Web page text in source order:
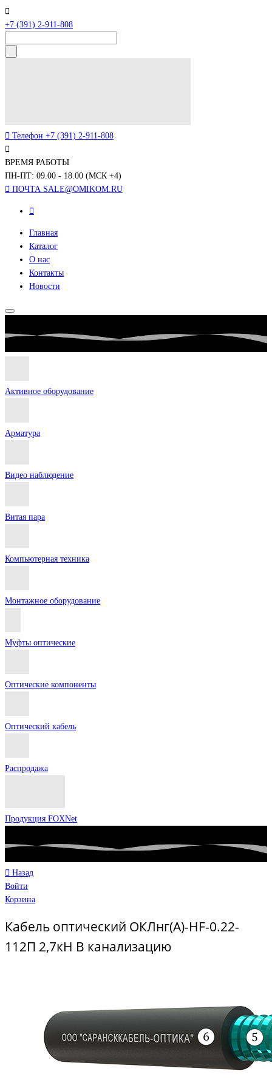
+7 (391) 2-911-808
Телефон +7 (391) 2-911-808
ВРЕМЯ РАБОТЫ
ПН-ПТ: 09.00 - 18.00 (МСК +4)
ПОЧТА SALE@OMIKOM.RU
Главная
Каталог
О нас
Контакты
Новости
Активное оборудование
Арматура
Видео наблюдение
Витая пара
Компьютерная техника
Монтажное оборудование
Муфты оптические
Оптические компоненты
Оптический кабель
Распродажа
Продукция FOXNet
Назад
Войти
Корзина
Кабель оптический ОКЛнг(A)-HF-0.22-
112П 2,7кН В канализацию